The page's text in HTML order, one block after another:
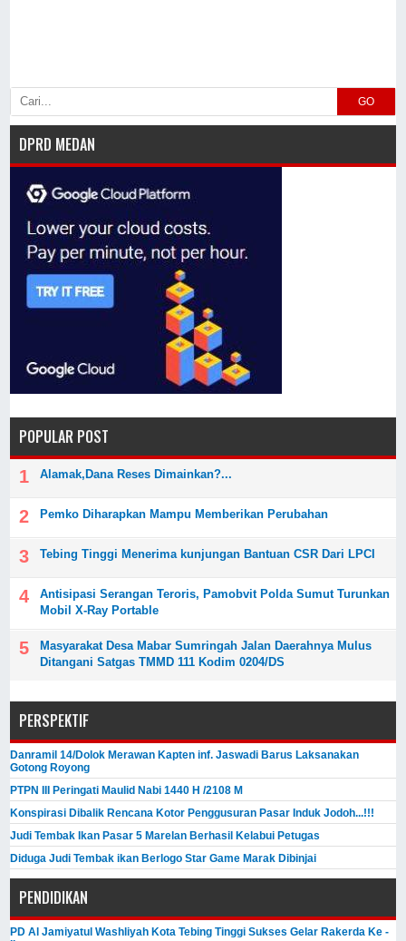
GO
DPRD MEDAN
POPULAR POST
Alamak,Dana Reses Dimainkan?...
Pemko Diharapkan Mampu Memberikan Perubahan
Tebing Tinggi Menerima kunjungan Bantuan CSR Dari LPCI
Antisipasi Serangan Teroris, Pamobvit Polda Sumut Turunkan
Mobil X-Ray Portable
Masyarakat Desa Mabar Sumringah Jalan Daerahnya Mulus
Ditangani Satgas TMMD 111 Kodim 0204/DS
PERSPEKTIF
Danramil 14/Dolok Merawan Kapten inf. Jaswadi Barus Laksanakan
Gotong Royong
PTPN III Peringati Maulid Nabi 1440 H /2108 M
Konspirasi Dibalik Rencana Kotor Penggusuran Pasar Induk Jodoh...!!!
Judi Tembak Ikan Pasar 5 Marelan Berhasil Kelabui Petugas
Diduga Judi Tembak ikan Berlogo Star Game Marak Dibinjai
PENDIDIKAN
PD Al Jamiyatul Washliyah Kota Tebing Tinggi Sukses Gelar Rakerda Ke -